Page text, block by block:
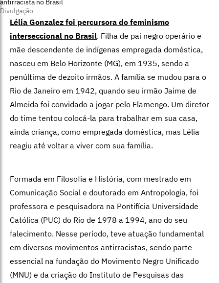
antirracista no Brasil
Divulgação
Lélia Gonzalez foi percursora do feminismo
interseccional no Brasil. Filha de pai negro operário e
mãe descendente de indígenas empregada doméstica,
nasceu em Belo Horizonte (MG), em 1935, sendo a
penúltima de dezoito irmãos. A família se mudou para o
Rio de Janeiro em 1942, quando seu irmão Jaime de
Almeida foi convidado a jogar pelo Flamengo. Um diretor
do time tentou colocá-la para trabalhar em sua casa,
ainda criança, como empregada doméstica, mas Lélia
reagiu até voltar a viver com sua família.
Formada em Filosofia e História, com mestrado em
Comunicação Social e doutorado em Antropologia, foi
professora e pesquisadora na Pontifícia Universidade
Católica (PUC) do Rio de 1978 a 1994, ano do seu
falecimento. Nesse período, teve atuação fundamental
em diversos movimentos antirracistas, sendo parte
essencial na fundação do Movimento Negro Unificado
(MNU) e da criação do Instituto de Pesquisas das